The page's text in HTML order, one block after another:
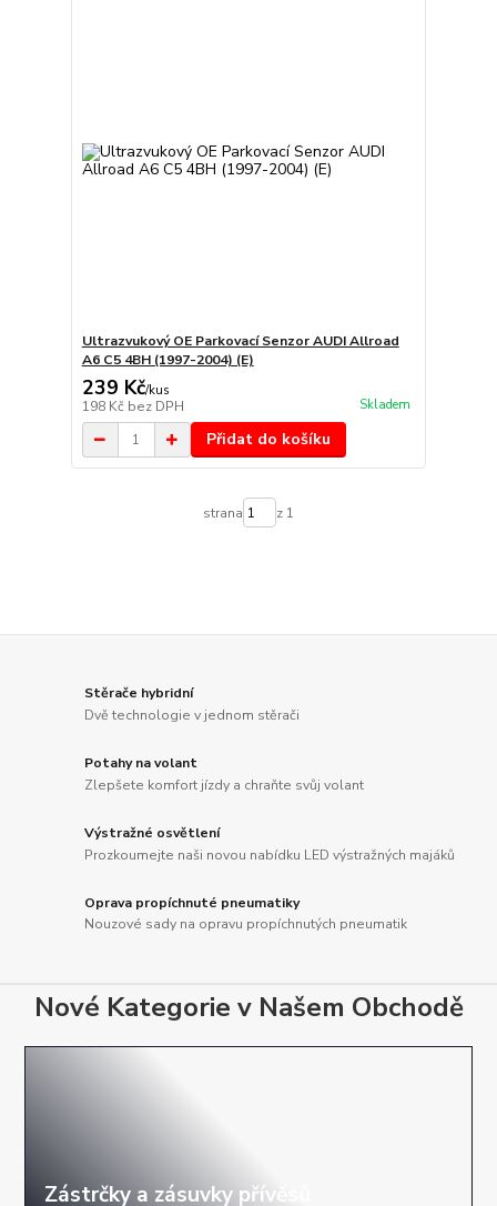
Ultrazvukový OE Parkovací Senzor AUDI Allroad
A6 C5 4BH (1997-2004) (E)
239 Kč/kus
198 Kč bez DPH Skladem
Přidat do košíku
strana z 1
Stěrače hybridní
Dvě technologie v jednom stěrači
Potahy na volant
Zlepšete komfort jízdy a chraňte svůj volant
Výstražné osvětlení
Prozkoumejte naši novou nabídku LED výstražných majáků
Oprava propíchnuté pneumatiky
Nouzové sady na opravu propíchnutých pneumatik
Nové Kategorie v Našem Obchodě